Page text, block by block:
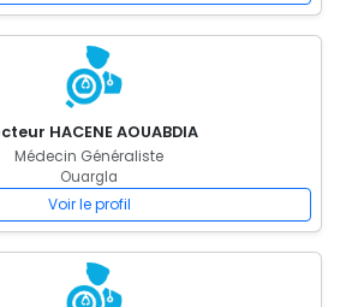
HACENE AOUABDIA
Médecin Généraliste
Ouargla
Voir le profil